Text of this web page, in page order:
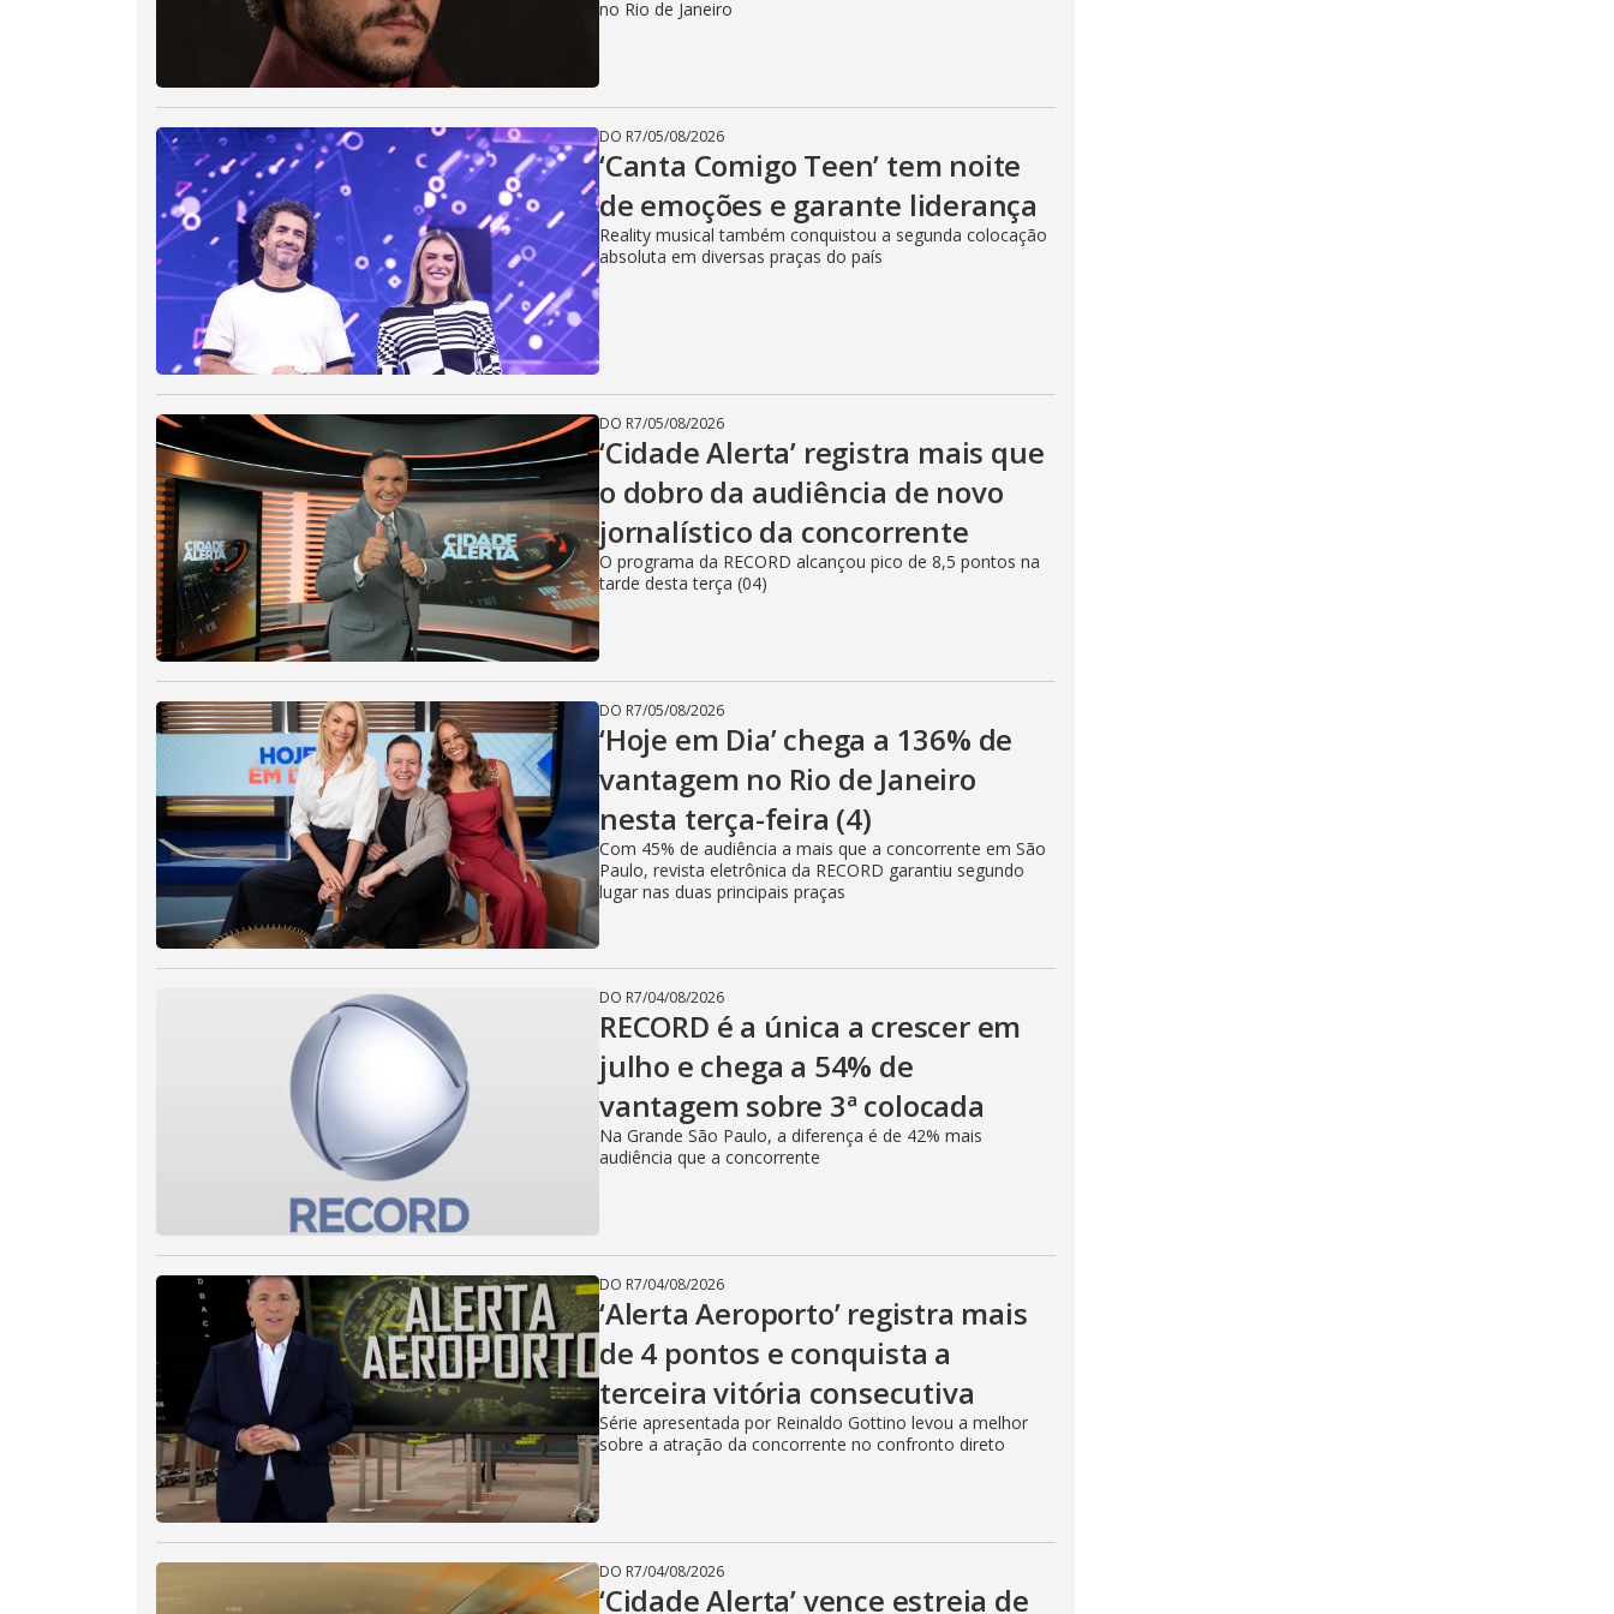
d
e
o
no Rio de Janeiro
DO R7/05/08/2026
‘Canta Comigo Teen’ tem noite
de emoções e garante liderança
Reality musical também conquistou a segunda colocação
absoluta em diversas praças do país
DO R7/05/08/2026
‘Cidade Alerta’ registra mais que
o dobro da audiência de novo
jornalístico da concorrente
O programa da RECORD alcançou pico de 8,5 pontos na
tarde desta terça (04)
DO R7/05/08/2026
‘Hoje em Dia’ chega a 136% de
vantagem no Rio de Janeiro
nesta terça-feira (4)
Com 45% de audiência a mais que a concorrente em São
Paulo, revista eletrônica da RECORD garantiu segundo
lugar nas duas principais praças
DO R7/04/08/2026
RECORD é a única a crescer em
julho e chega a 54% de
vantagem sobre 3ª colocada
Na Grande São Paulo, a diferença é de 42% mais
audiência que a concorrente
DO R7/04/08/2026
‘Alerta Aeroporto’ registra mais
de 4 pontos e conquista a
terceira vitória consecutiva
Série apresentada por Reinaldo Gottino levou a melhor
sobre a atração da concorrente no confronto direto
DO R7/04/08/2026
‘Cidade Alerta’ vence estreia de